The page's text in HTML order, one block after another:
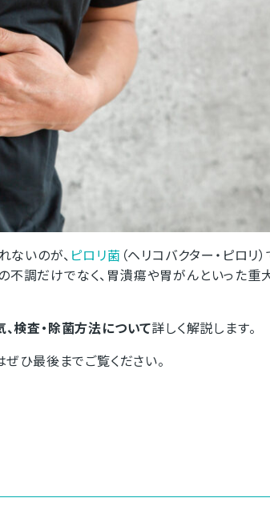
ないのが、 ピロリ菌 （ヘリコバクター・ピロリ）
調だけでなく、胃潰瘍や胃がんといった重
検査・除菌方法について詳しく解説します。
ひ最後までご覧ください。